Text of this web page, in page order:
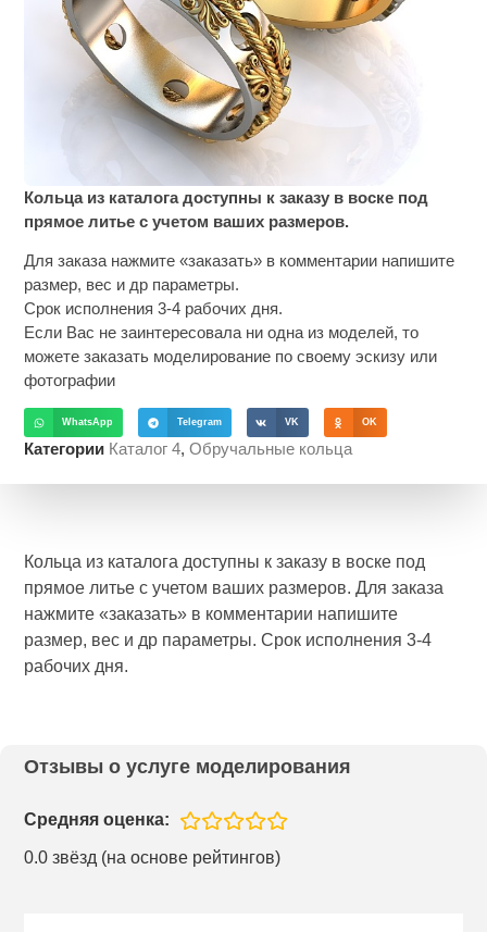
Кольца из каталога доступны к заказу в воске под
прямое литье с учетом ваших размеров.
Для заказа нажмите «заказать» в комментарии напишите
размер, вес и др параметры.
Срок исполнения 3-4 рабочих дня.
Если Вас не заинтересовала ни одна из моделей, то
можете заказать моделирование по своему эскизу или
фотографии
WhatsApp Telegram VK OK
Категории Каталог 4,Обручальные кольца
Кольца из каталога доступны к заказу в воске под
прямое литье с учетом ваших размеров. Для заказа
нажмите «заказать» в комментарии напишите
размер, вес и др параметры. Срок исполнения 3-4
рабочих дня.
Отзывы о услуге моделирования
Средняя оценка:
0.0 звёзд (на основе рейтингов)